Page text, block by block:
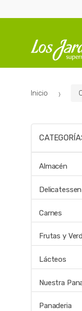
Inicio
Almacén
Delicatessen
Carnes
Frutas y
Lácteos
Nuestra
Panaderia